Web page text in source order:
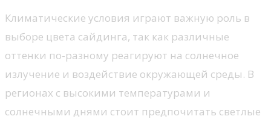
Климатические условия играют важную роль в
выборе цвета сайдинга, так как различные
оттенки по-разному реагируют на солнечное
излучение и воздействие окружающей среды. В
регионах с высокими температурами и
солнечными днями стоит предпочитать светлые